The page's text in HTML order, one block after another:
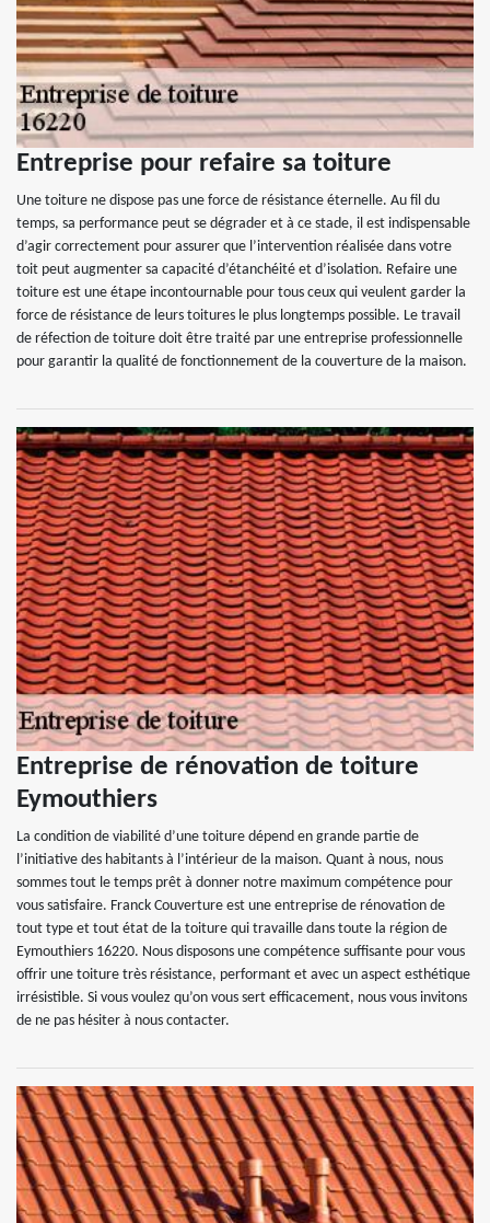
Entreprise pour refaire sa toiture
Une toiture ne dispose pas une force de résistance éternelle. Au fil du
temps, sa performance peut se dégrader et à ce stade, il est indispensable
d’agir correctement pour assurer que l’intervention réalisée dans votre
toit peut augmenter sa capacité d’étanchéité et d’isolation. Refaire une
toiture est une étape incontournable pour tous ceux qui veulent garder la
force de résistance de leurs toitures le plus longtemps possible. Le travail
de réfection de toiture doit être traité par une entreprise professionnelle
pour garantir la qualité de fonctionnement de la couverture de la maison.
Entreprise de rénovation de toiture
Eymouthiers
La condition de viabilité d’une toiture dépend en grande partie de
l’initiative des habitants à l’intérieur de la maison. Quant à nous, nous
sommes tout le temps prêt à donner notre maximum compétence pour
vous satisfaire. Franck Couverture est une entreprise de rénovation de
tout type et tout état de la toiture qui travaille dans toute la région de
Eymouthiers 16220. Nous disposons une compétence suffisante pour vous
offrir une toiture très résistance, performant et avec un aspect esthétique
irrésistible. Si vous voulez qu’on vous sert efficacement, nous vous invitons
de ne pas hésiter à nous contacter.